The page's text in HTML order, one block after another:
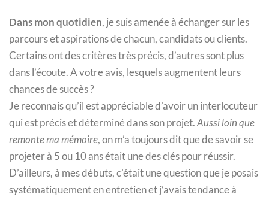
Dans mon quotidien, je suis amenée à échanger sur les
parcours et aspirations de chacun, candidats ou clients.
Certains ont des critères très précis, d’autres sont plus
dans l’écoute. A votre avis, lesquels augmentent leurs
chances de succès ?
Je reconnais qu’il est appréciable d’avoir un interlocuteur
qui est précis et déterminé dans son projet.Aussi loin que
remonte ma mémoire, on m’a toujours dit que de savoir se
projeter à 5 ou 10 ans était une des clés pour réussir.
D’ailleurs, à mes débuts, c’était une question que je posais
systématiquement en entretien et j’avais tendance à